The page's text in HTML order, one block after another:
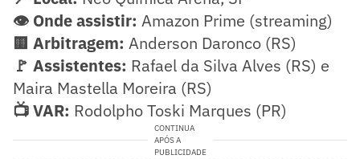
👁️ Onde assistir: Amazon Prime (streaming)
🟨 Arbitragem: Anderson Daronco (RS)
🚩 Assistentes: Rafael da Silva Alves (RS) e
Maira Mastella Moreira (RS)
📺 VAR: Rodolpho Toski Marques (PR)
CONTINUA
APÓS A
PUBLICIDADE